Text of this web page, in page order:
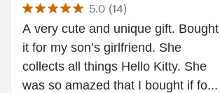
5.0 (14)
A very cute and unique gift. Bought
it for my son’s girlfriend. She
collects all things Hello Kitty. She
was so amazed that I bought if fo...